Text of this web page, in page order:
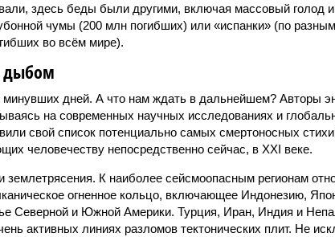
здесь беды были другими, включая массовый голод
чумы (200 млн погибших) или «испанки» (по
во всём мире).
дыбом
минувших дней. А что нам ждать в дальнейшем? Авторы
на современных научных исследованиях и
свой список потенциально самых смертоносных
человечеству непосредственно сейчас, в XXI веке.
землетрясения. К наиболее сейсмоопасным регионам
огненное кольцо, включающее Индонезию,
Северной и Южной Америки. Турция, Иран, Индия и
активных линиях разломов тектонических плит. Не